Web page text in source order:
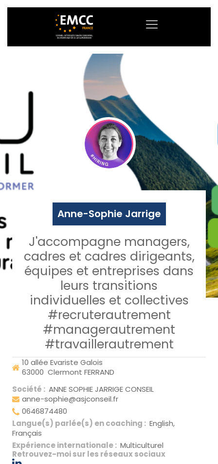
Anne-Sophie Jarrige
J'accompagne managers,
cadres et cadres dirigeants,
équipes et entreprises dans
leurs transitions
individuelles et collectives
#recruterautrement
#managerautrement
#travaillerautrement
10 allée Evariste Galois
63000 Clermont FERRAND
Société : ANNE SOPHIE JARRIGE CONSEIL
anne-sophie@asjconseil.fr
0646874480
Langue(s) parlée(s) en coaching : English,
Français
Expérience internationale : Multiculturel
Retrouvez-moi sur les réseaux sociaux